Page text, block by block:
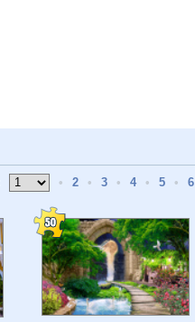
• 2 • 3 • 4 • 5 • 6